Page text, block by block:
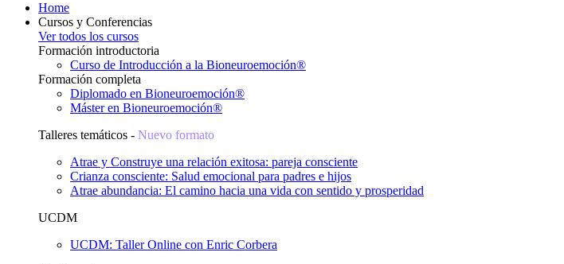
Home
Cursos y Conferencias
Ver todos los cursos
Formación introductoria
Curso de Introducción a la Bioneuroemoción®
Formación completa
Diplomado en Bioneuroemoción®
Máster en Bioneuroemoción®
Talleres temáticos - Nuevo formato
Atrae y Construye una relación exitosa: pareja consciente
Crianza consciente: Salud emocional para padres e hijos
Atrae abundancia: El camino hacia una vida con sentido y prosperidad
UCDM
UCDM: Taller Online con Enric Corbera